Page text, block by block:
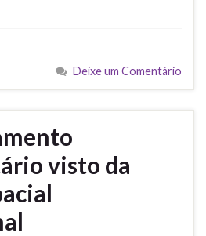
Deixe um Comentário
visto da